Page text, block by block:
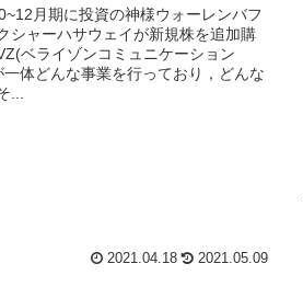
月期に投資の神様ウォーレンバフ
シャーハサウェイが新規株を追加購
ベライゾンコミュニケーション
体どんな事業を行っており，どんな
...
2021.04.18 2021.05.09